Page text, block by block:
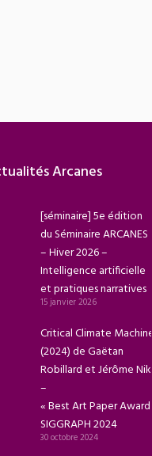
Arcanes
[séminaire] 5e édition
du Séminaire ARCANES
– Hiver 2026 –
Intelligence artificielle
et pratiques narratives
15 janvier 2026
Critical Climate Machine
(2024) de Gaëtan
Robillard et Jérôme Nika
–
« Best Art Paper Award »
SIGGRAPH 2024
30 octobre 2024